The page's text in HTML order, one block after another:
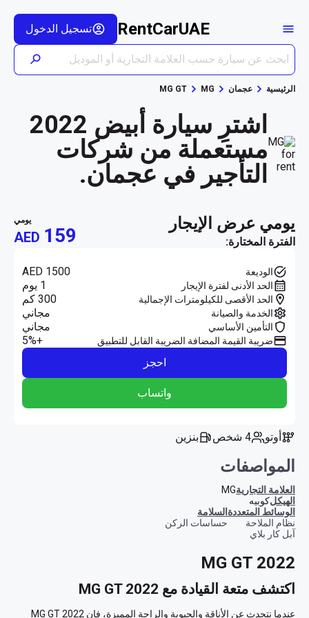
RentCarUAE تسجيل الدخول
الرئيسية عجمان MG
MG GT
اشترِ سيارة أبيض 2022
مستعملة من شركات
التأجير في عجمان.
يومي عرض الإيجار
الفترة المختارة:
يومي
AED 159
الوديعة AED 1500
الحد الأدنى لفترة الإيجار 1 يوم
الحد الأقصى للكيلومترات الإجمالية 300 كم
الخدمة والصيانة مجاني
التأمين الأساسي مجاني
ضريبة القيمة المضافة الضريبة القابل للتطبيق
+5%
احجز
واتساب
أوتو 4 شخص بنزين
المواصفات
العلامة التجاريةMG
الهيكلكوبيه
الوسائط المتعددة
نظام الملاحة
آبل كار بلاي
السلامة
حساسات الركن
MG GT 2022
اكتشف متعة القيادة مع MG GT 2022